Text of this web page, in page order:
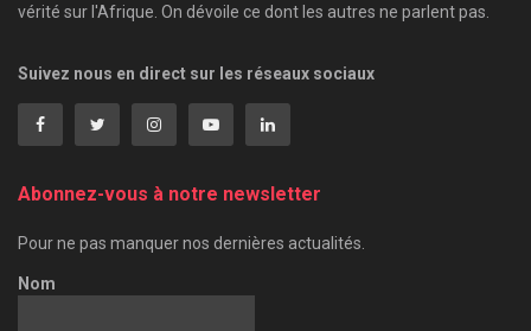
vérité sur l'Afrique. On dévoile ce dont les autres ne parlent pas.
Suivez nous en direct sur les réseaux sociaux
Abonnez-vous à notre newsletter
Pour ne pas manquer nos dernières actualités.
Nom